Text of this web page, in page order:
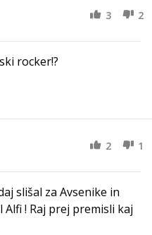
3 2
rocker!?
2 1
slišal za Avsenike in
! Raj prej premisli kaj